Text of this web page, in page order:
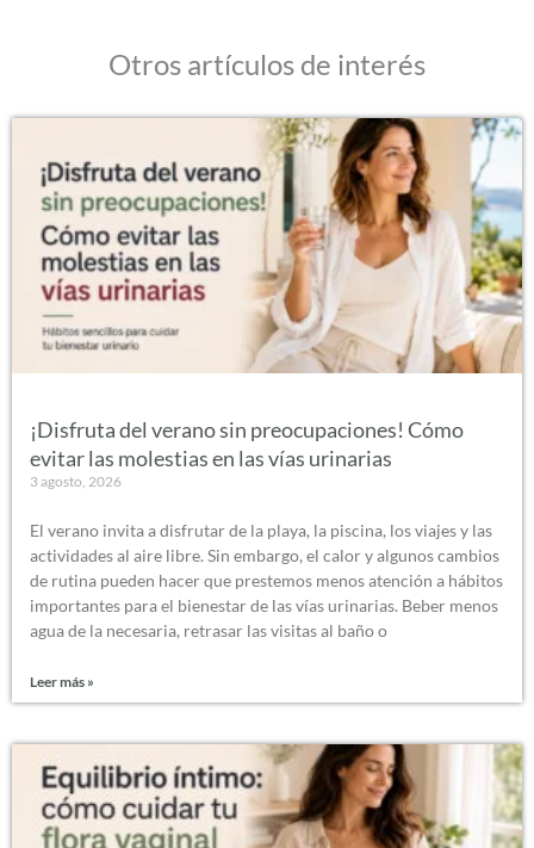
Otros artículos de interés
¡Disfruta del verano sin preocupaciones! Cómo
evitar las molestias en las vías urinarias
3 agosto, 2026
El verano invita a disfrutar de la playa, la piscina, los viajes y las
actividades al aire libre. Sin embargo, el calor y algunos cambios
de rutina pueden hacer que prestemos menos atención a hábitos
importantes para el bienestar de las vías urinarias. Beber menos
agua de la necesaria, retrasar las visitas al baño o
Leer más »